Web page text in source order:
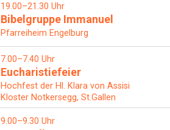
19.00–21.30 Uhr
Bibelgruppe Immanuel
Pfarreiheim Engelburg
7.00–7.40 Uhr
Eucharistiefeier
Hochfest der Hl. Klara von Assisi
Kloster Notkersegg, St.Gallen
9.00–9.30 Uhr